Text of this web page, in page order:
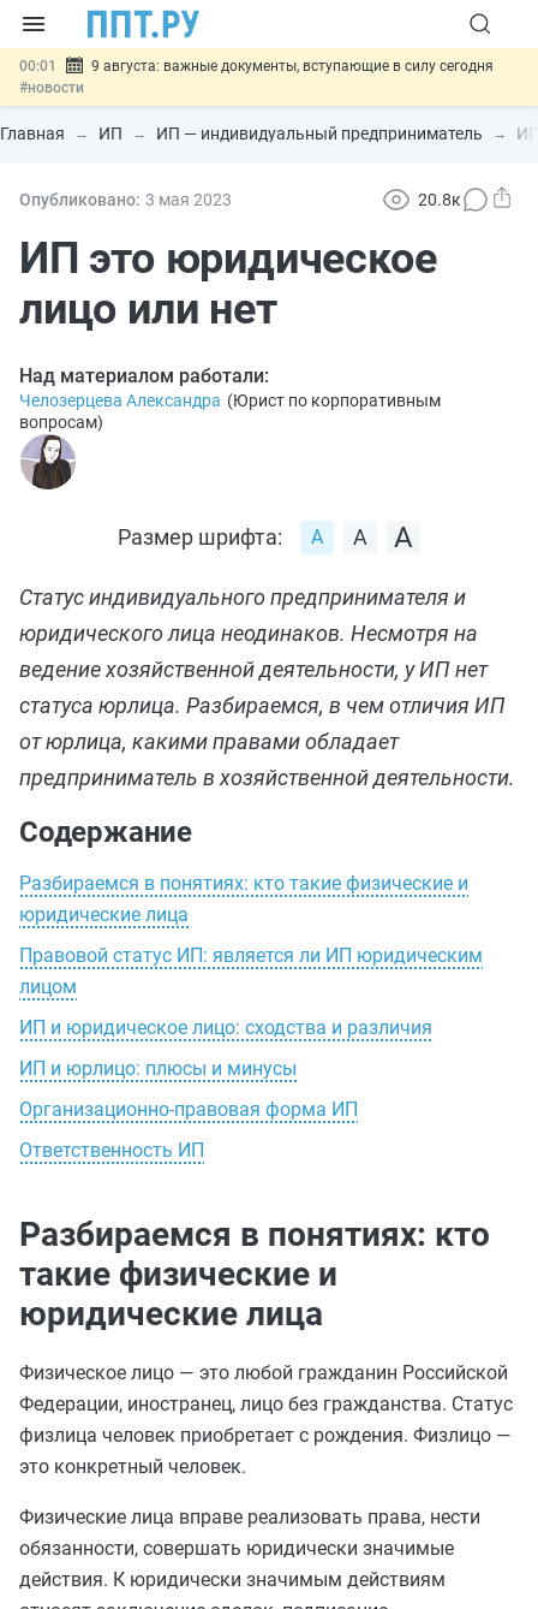
00:01
9 августа: важные документы, вступающие в силу сегодня
#новости
07.08 Подписан закон о блокировке продажи опасных товаров через
«Честный знак»
#новости
07.08 Госпошлину за устранение ошибок в документах предлагают
07.08
отношений#новости
Главная ИП ИП — индивидуальный предприниматель
Опубликовано: 3 мая 2023 20.8к
ИП это юридическое
лицо или нет
Над материалом работали:
Челозерцева Александра (Юрист по корпоративным
вопросам)
Размер шрифта:
Статус индивидуального предпринимателя и
юридического лица неодинаков. Несмотря на
ведение хозяйственной деятельности, у ИП нет
статуса юрлица. Разбираемся, в чем отличия ИП
от юрлица, какими правами обладает
предприниматель в хозяйственной деятельности.
Содержание
Разбираемся в понятиях: кто такие физические и
юридические лица
Правовой статус ИП: является ли ИП юридическим
лицом
ИП и юридическое лицо: сходства и различия
ИП и юрлицо: плюсы и минусы
Организационно-правовая форма ИП
Ответственность ИП
Разбираемся в понятиях: кто
такие физические и
юридические лица
Физическое лицо — это любой гражданин Российской
Федерации, иностранец, лицо без гражданства. Статус
физлица человек приобретает с рождения. Физлицо —
это конкретный человек.
Физические лица вправе реализовать права, нести
обязанности, совершать юридически значимые
действия. К юридически значимым действиям